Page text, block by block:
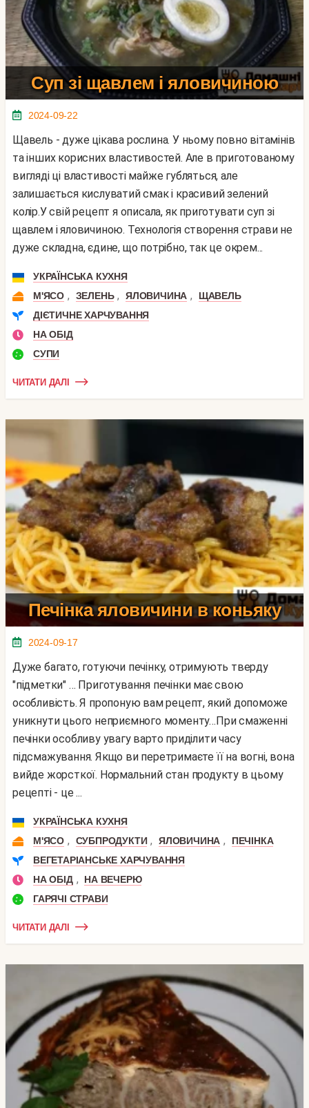
Суп зі щавлем і яловичиною
2024-09-22
Щавель - дуже цікава рослина. У ньому повно вітамінів
та інших корисних властивостей. Але в приготованому
вигляді ці властивості майже губляться, але
залишається кислуватий смак і красивий зелений
колір.У свій рецепт я описала, як приготувати суп зі
щавлем і яловичиною. Технологія створення страви не
дуже складна, єдине, що потрібно, так це окрем...
УКРАЇНСЬКА КУХНЯ
М'ЯСО , ЗЕЛЕНЬ , ЯЛОВИЧИНА ,
ЩАВЕЛЬ
ДІЄТИЧНЕ ХАРЧУВАННЯ
НА ОБІД
СУПИ
ЧИТАТИ ДАЛІ
Печінка яловичини в коньяку
2024-09-17
Дуже багато, готуючи печінку, отримують тверду
"підметки" … Приготування печінки має свою
особливість. Я пропоную вам рецепт, який допоможе
уникнути цього неприємного моменту…При смаженні
печінки особливу увагу варто приділити часу
підсмажування. Якщо ви перетримаєте її на вогні, вона
вийде жорсткої. Нормальний стан продукту в цьому
рецепті - це ...
УКРАЇНСЬКА КУХНЯ
М'ЯСО , СУБПРОДУКТИ , ЯЛОВИЧИНА ,
ПЕЧІНКА
ВЕГЕТАРІАНСЬКЕ ХАРЧУВАННЯ
НА ОБІД ,
НА ВЕЧЕРЮ
ГАРЯЧІ СТРАВИ
ЧИТАТИ ДАЛІ